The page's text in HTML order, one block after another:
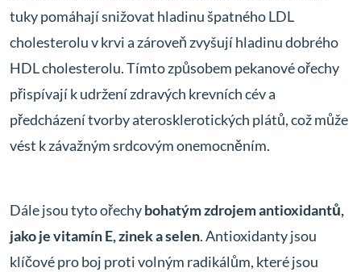
tuky pomáhají snižovat hladinu špatného LDL
cholesterolu v krvi a zároveň zvyšují hladinu dobrého
HDL cholesterolu. Tímto způsobem pekanové ořechy
přispívají k udržení zdravých krevních cév a
předcházení tvorby aterosklerotických plátů, což může
vést k závažným srdcovým onemocněním.
Dále jsou tyto ořechybohatým zdrojem antioxidantů,
jako je vitamín E, zinek a selen. Antioxidanty jsou
klíčové pro boj proti volným radikálům, které jsou